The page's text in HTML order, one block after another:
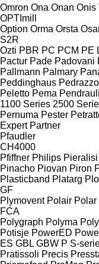
Omron Ona Onan Onis
OPTImill
Option Orma Orsta
S2R
Ozti PBR PC PCM PE
Pactur Pade Padovani
Pallmann Palmary
Peddinghaus
Peletto Pema
1100 Series 2500
Pernuma Pester
Expert Partner
Pfaudler
CH4000
Pfiffner Philips Pieralisi
Pinacho Piovan Piron
Plasticband Platarg
GF
Plymovent Polair Polar
FCA
Polygraph Polyma
Potisje PowerED
ES GBL GBW P S-
Pratissoli Precis